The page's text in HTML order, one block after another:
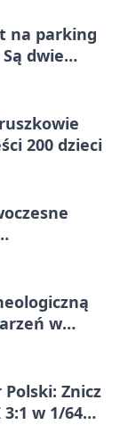
na parking
dwie
200 dzieci
w
Polski: Znicz
w 1/64